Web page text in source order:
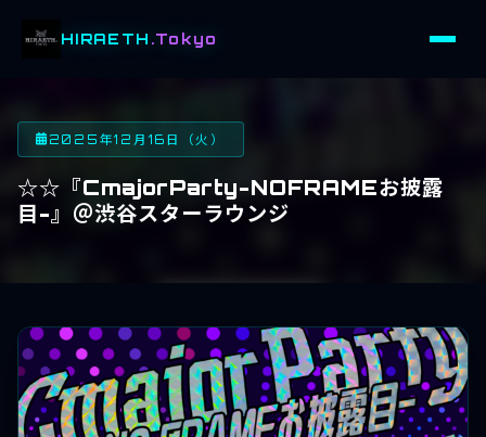
HIRAETH .Tokyo
2025年12月16日（火）
☆☆『CmajorParty-NOFRAMEお披露
目-』＠渋谷スターラウンジ